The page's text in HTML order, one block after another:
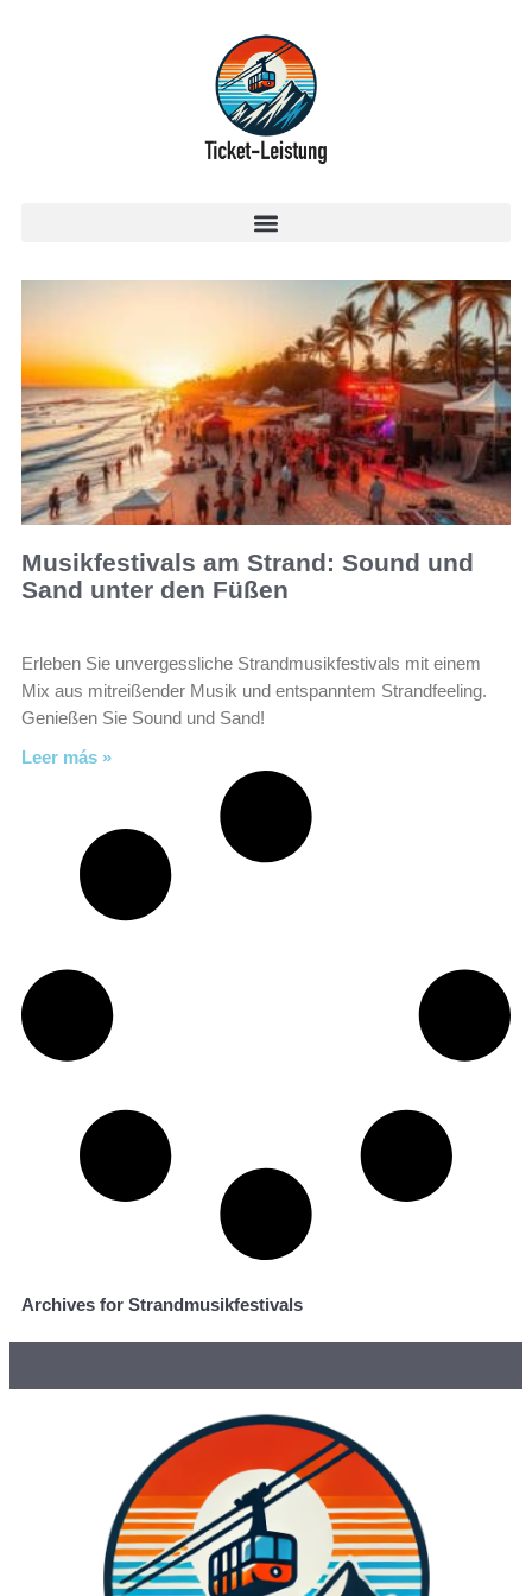
Musikfestivals am Strand: Sound und
Sand unter den Füßen
Erleben Sie unvergessliche Strandmusikfestivals mit einem
Mix aus mitreißender Musik und entspanntem Strandfeeling.
Genießen Sie Sound und Sand!
Leer más »
Archives for Strandmusikfestivals